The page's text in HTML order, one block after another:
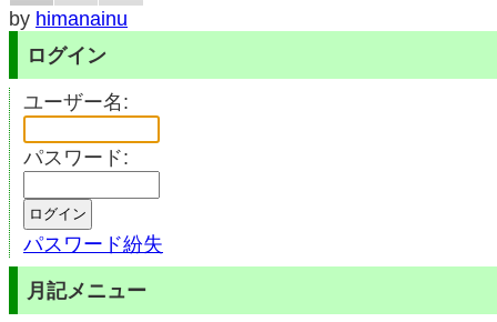
by himanainu
ログイン
ユーザー名:
パスワード:
パスワード紛失
月記メニュー